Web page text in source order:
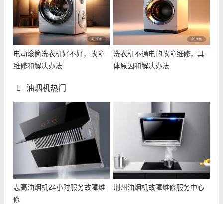
电动滚筒洗衣机好不好，故障
维修和解决办法
洗衣机不通电的故障维修，具
体原因和解决办法
油烟机热门
志高油烟机24小时服务故障维
修
荆州油烟机故障维修服务中心